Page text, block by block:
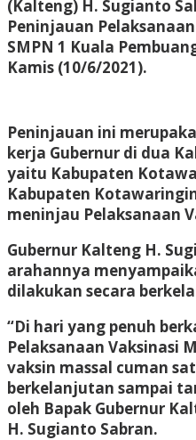
(Kalteng) H. Sugianto
Peninjauan
SMPN 1 Kuala
Kamis (10/6/2021).
Peninjauan ini
kerja Gubernur di dua
yaitu Kabupaten
Kabupaten
meninjau Pelaksanaan
Gubernur Kalteng H.
arahannya
dilakukan secara
“Di hari yang penuh
Pelaksanaan Vaksinasi
vaksin massal cuman
berkelanjutan sampai
oleh Bapak Gubernur
H. Sugianto Sabran.